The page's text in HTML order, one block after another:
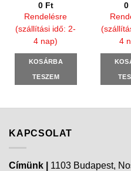
0 Ft
Rendelésre
(szállítási idő: 2-
4 nap)
KOSÁRBA
TESZEM
0
4
KAPCSOLAT
Címünk | 1103 Budapest,